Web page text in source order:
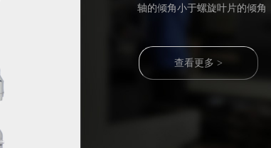
轴的倾角小于螺旋叶片的倾角
查看更多 >